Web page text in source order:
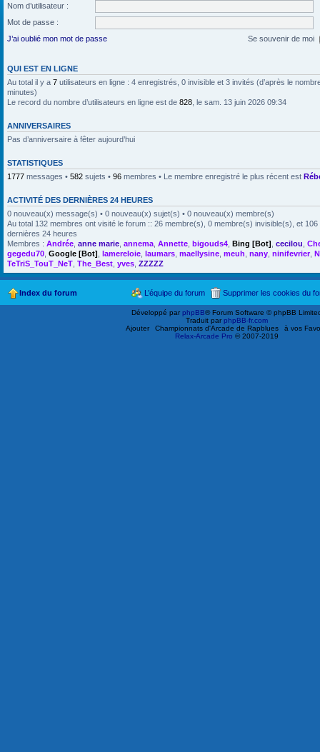
Nom d’utilisateur :
Mot de passe :
J’ai oublié mon mot de passe
Se souvenir de moi
QUI EST EN LIGNE
Au total il y a 7 utilisateurs en ligne : 4 enregistrés, 0 invisible et 3 invités (d’après le
minutes)
Le record du nombre d’utilisateurs en ligne est de 828 , le sam. 13 juin 2026 09:34
ANNIVERSAIRES
Pas d’anniversaire à fêter aujourd’hui
STATISTIQUES
1777 messages • 582 sujets • 96 membres • Le membre enregistré le plus récent est
ACTIVITÉ DES DERNIÈRES 24 HEURES
0 nouveau(x) message(s) • 0 nouveau(x) sujet(s) • 0 nouveau(x) membre(s)
Au total 132 membres ont visité le forum :: 26 membre(s), 0 membre(s) invisible(s), et
dernières 24 heures
Membres : Andrée anne marie annema Annette bigouds4 Bing [Bot] cecilou
gegedu70 Google [Bot] lamereloie laumars maellysine meuh nany ninifevrier,
TeTriS_TouT_NeT The_Best yves ZZZZZ
Index du forum Supprimer les cookies du
L’équipe du forum
Développé parphpBB® Forum Software © phpBB
Traduit parphpBB-fr.com
Ajouter
Championnats d'Arcade de Rapblues
à vos
Relax-Arcade Pro © 2007-2019